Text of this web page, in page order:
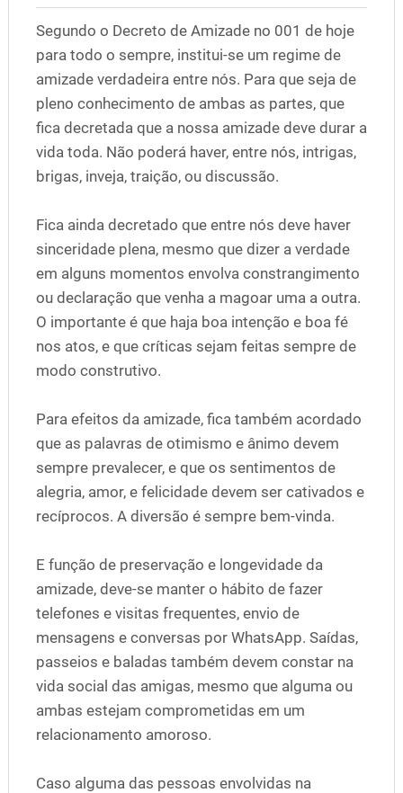
Segundo o Decreto de Amizade no 001 de hoje
para todo o sempre, institui-se um regime de
amizade verdadeira entre nós. Para que seja de
pleno conhecimento de ambas as partes, que
fica decretada que a nossa amizade deve durar a
vida toda. Não poderá haver, entre nós, intrigas,
brigas, inveja, traição, ou discussão.
Fica ainda decretado que entre nós deve haver
sinceridade plena, mesmo que dizer a verdade
em alguns momentos envolva constrangimento
ou declaração que venha a magoar uma a outra.
O importante é que haja boa intenção e boa fé
nos atos, e que críticas sejam feitas sempre de
modo construtivo.
Para efeitos da amizade, fica também acordado
que as palavras de otimismo e ânimo devem
sempre prevalecer, e que os sentimentos de
alegria, amor, e felicidade devem ser cativados e
recíprocos. A diversão é sempre bem-vinda.
E função de preservação e longevidade da
amizade, deve-se manter o hábito de fazer
telefones e visitas frequentes, envio de
mensagens e conversas por WhatsApp. Saídas,
passeios e baladas também devem constar na
vida social das amigas, mesmo que alguma ou
ambas estejam comprometidas em um
relacionamento amoroso.
Caso alguma das pessoas envolvidas na